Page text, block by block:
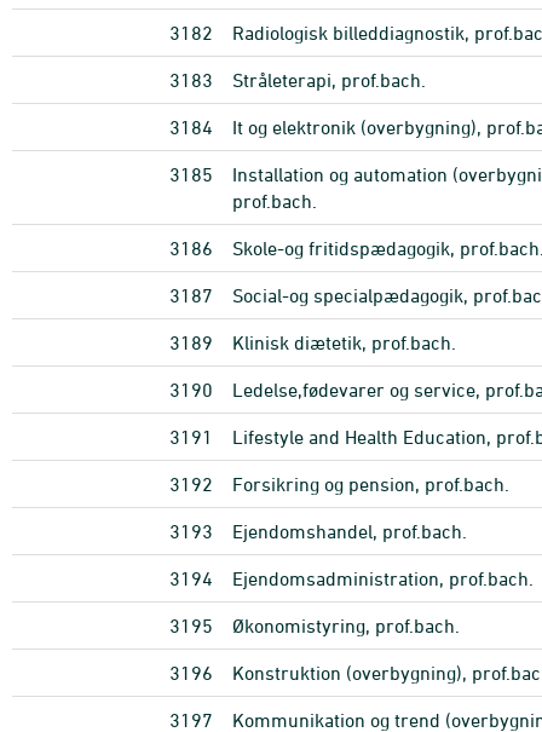
3182 Radiologisk billeddiagnostik,
3183 Stråleterapi, prof.bach.
3184 It og elektronik (overbygning),
3185
Installation og automation
prof.bach.
3186 Skole-og fritidspædagogik,
3187 Social-og specialpædagogik,
3189 Klinisk diætetik, prof.bach.
3190 Ledelse,fødevarer og service,
3191 Lifestyle and Health Education,
3192 Forsikring og pension, prof.bach.
3193 Ejendomshandel, prof.bach.
3194 Ejendomsadministration, prof.bach.
3195 Økonomistyring, prof.bach.
3196 Konstruktion (overbygning),
3197
Kommunikation og trend